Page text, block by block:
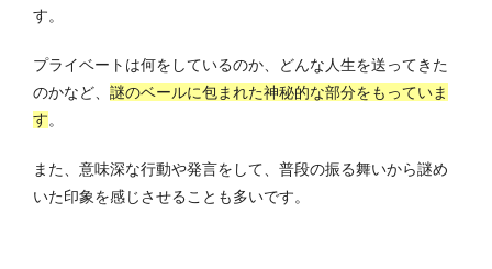
す。
プライベートは何をしているのか、どんな人生を送ってきた
のかなど、 謎のベールに包まれた神秘的な部分をもっていま
す。
また、意味深な行動や発言をして、普段の振る舞いから謎め
いた印象を感じさせることも多いです。